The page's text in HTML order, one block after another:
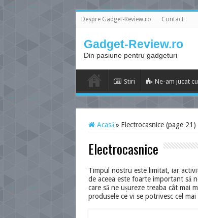
Despre Gadget-Review.ro Contact
Gadget-Review.ro
Din pasiune pentru gadgeturi
Stiri Ne-am jucat cu
Acasă » Electrocasnice (page 21)
Electrocasnice
Timpul nostru este limitat, iar
de aceea este foarte important să
care să ne ușureze treaba cât mai
produsele ce vi se potrivesc cel mai